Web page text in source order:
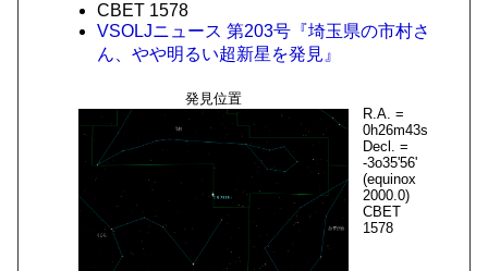
CBET 1578
VSOLJニュース 第203号『埼玉県の市村さ
ん、やや明るい超新星を発見』
発見位置
R.A. =
0h26m43s
Decl. =
-3o35'56'
(equinox
2000.0)
CBET
1578